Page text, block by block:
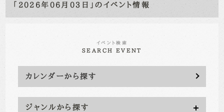
「2026年06月03日」のイベント情報
イベント検索
SEARCH EVENT
カレンダーから探す
ジャンルから探す